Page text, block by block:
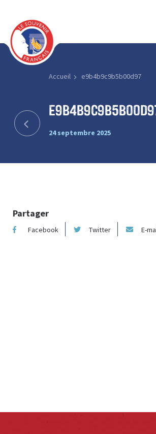
Accueil e9b4b9c9b5b00d97
24 septembre 2025
Partager
Facebook Twitter E-